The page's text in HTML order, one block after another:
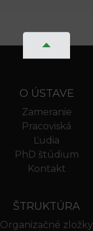
O ÚSTAVE
Zameranie
Pracoviská
Ľudia
PhD štúdium
Kontakt
ŠTRUKTÚRA
Organizačné zložky